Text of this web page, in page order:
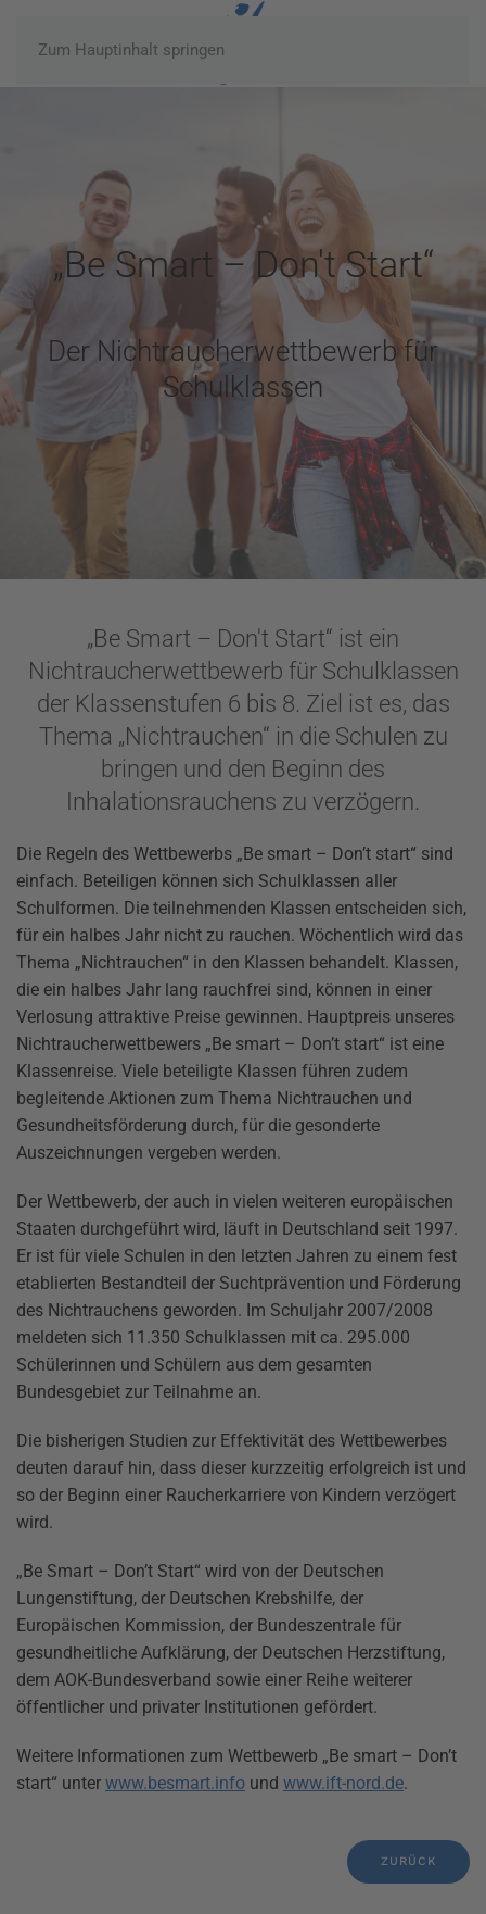
Zum Hauptinhalt springen
„Be Smart – Don't Start“
Der Nichtraucherwettbewerb für
Schulklassen
„Be Smart – Don't Start“ ist ein
Nichtraucherwettbewerb für Schulklassen
der Klassenstufen 6 bis 8. Ziel ist es, das
Thema „Nichtrauchen“ in die Schulen zu
bringen und den Beginn des
Inhalationsrauchens zu verzögern.
Die Regeln des Wettbewerbs „Be smart – Don’t start“ sind
einfach. Beteiligen können sich Schulklassen aller
Schulformen. Die teilnehmenden Klassen entscheiden sich,
für ein halbes Jahr nicht zu rauchen. Wöchentlich wird das
Thema „Nichtrauchen“ in den Klassen behandelt. Klassen,
die ein halbes Jahr lang rauchfrei sind, können in einer
Verlosung attraktive Preise gewinnen. Hauptpreis unseres
Nichtraucherwettbewers „Be smart – Don’t start“ ist eine
Klassenreise. Viele beteiligte Klassen führen zudem
begleitende Aktionen zum Thema Nichtrauchen und
Gesundheitsförderung durch, für die gesonderte
Auszeichnungen vergeben werden.
Der Wettbewerb, der auch in vielen weiteren europäischen
Staaten durchgeführt wird, läuft in Deutschland seit 1997.
Er ist für viele Schulen in den letzten Jahren zu einem fest
etablierten Bestandteil der Suchtprävention und Förderung
des Nichtrauchens geworden. Im Schuljahr 2007/2008
meldeten sich 11.350 Schulklassen mit ca. 295.000
Schülerinnen und Schülern aus dem gesamten
Bundesgebiet zur Teilnahme an.
Die bisherigen Studien zur Effektivität des Wettbewerbes
deuten darauf hin, dass dieser kurzzeitig erfolgreich ist und
so der Beginn einer Raucherkarriere von Kindern verzögert
wird.
„Be Smart – Don’t Start“ wird von der Deutschen
Lungenstiftung, der Deutschen Krebshilfe, der
Europäischen Kommission, der Bundeszentrale für
gesundheitliche Aufklärung, der Deutschen Herzstiftung,
dem AOK-Bundesverband sowie einer Reihe weiterer
öffentlicher und privater Institutionen gefördert.
Weitere Informationen zum Wettbewerb „Be smart – Don’t
start“ unter www.besmart.info und www.ift-nord.de.
ZURÜCK